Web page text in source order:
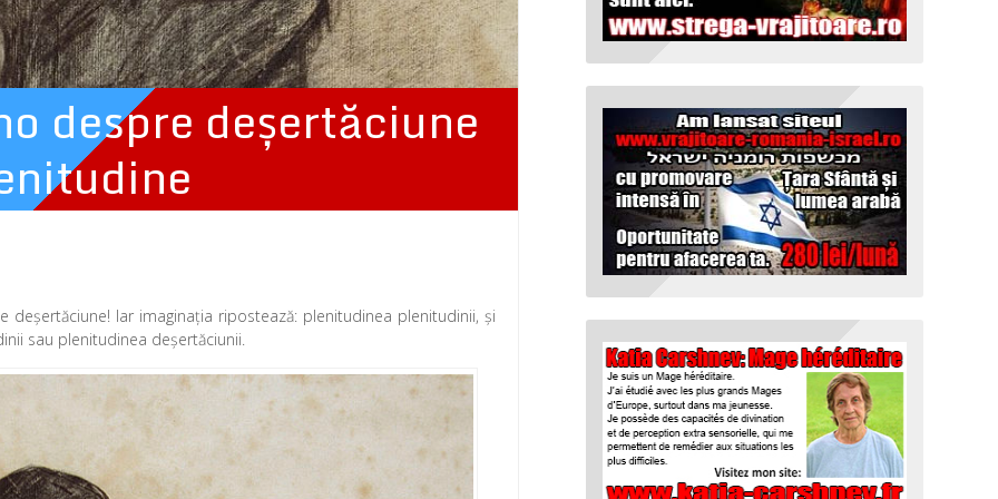
despre deşertăciune
deşertăciune! Iar imaginaţia ripostează: plenitudinea plenitudinii, şi
sau plenitudinea deşertăciunii.